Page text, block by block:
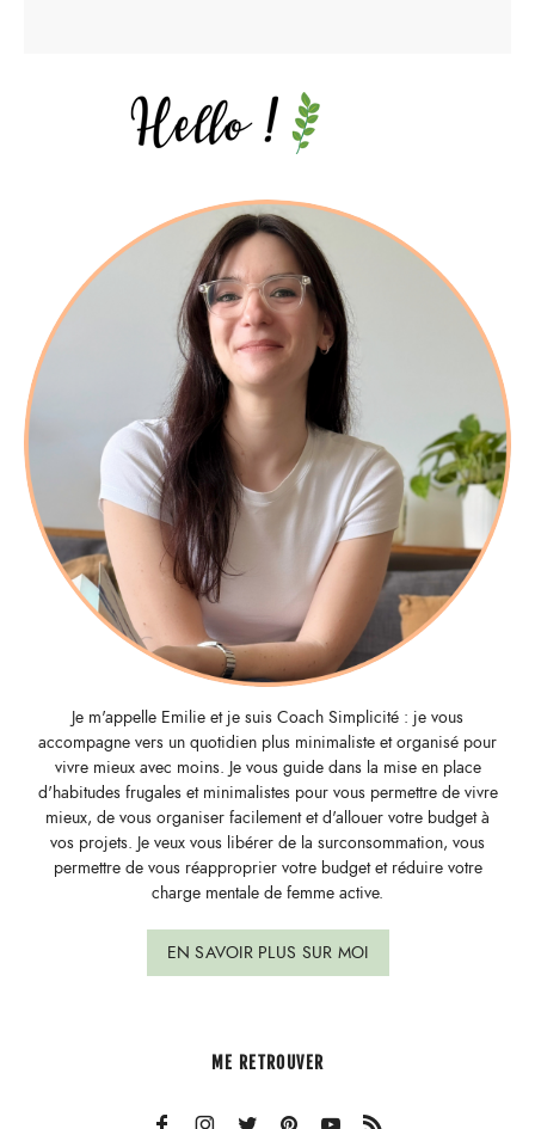
Je m'appelle Emilie et je suis Coach Simplicité : je vous
accompagne vers un quotidien plus minimaliste et organisé pour
vivre mieux avec moins. Je vous guide dans la mise en place
d'habitudes frugales et minimalistes pour vous permettre de vivre
mieux, de vous organiser facilement et d'allouer votre budget à
vos projets. Je veux vous libérer de la surconsommation, vous
permettre de vous réapproprier votre budget et réduire votre
charge mentale de femme active.
EN SAVOIR PLUS SUR MOI
ME RETROUVER